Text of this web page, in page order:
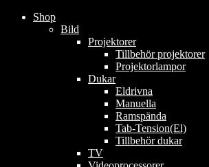
Shop
Bild
Projektorer
Tillbehör projektorer
Projektorlampor
Dukar
Eldrivna
Manuella
Ramspända
Tab-Tension(El)
Tillbehör dukar
TV